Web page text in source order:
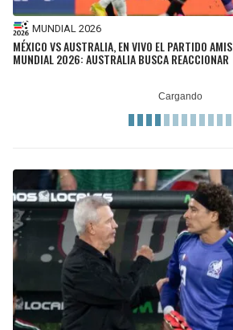
MUNDIAL 2026
MÉXICO VS AUSTRALIA, EN VIVO EL PARTIDO
MUNDIAL 2026: AUSTRALIA BUSCA REACCIONAR